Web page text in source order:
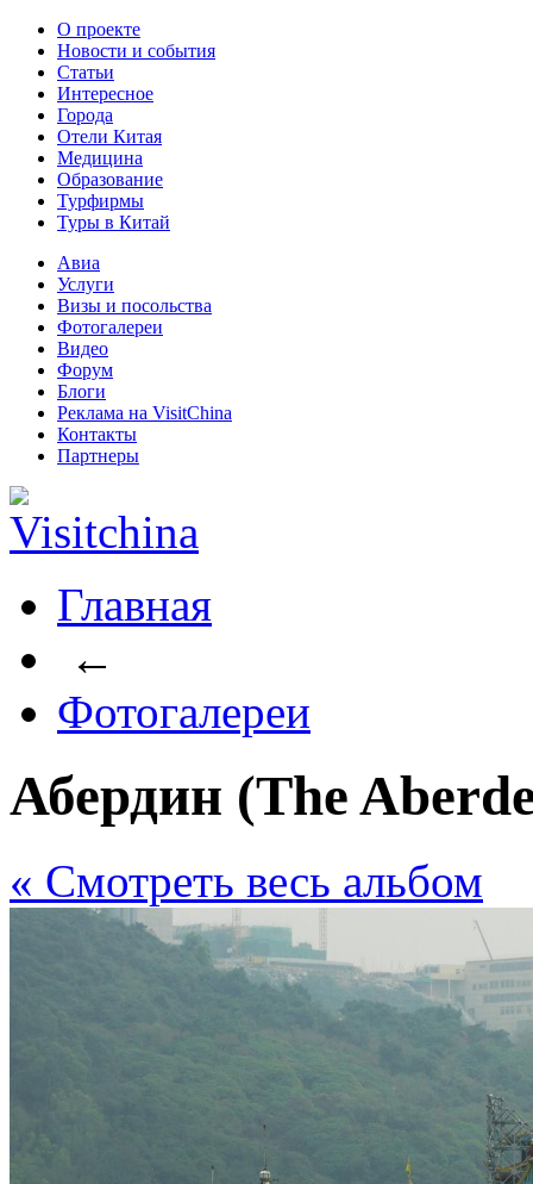
О проекте
Новости и события
Статьи
Интересное
Города
Отели Китая
Медицина
Образование
Турфирмы
Туры в Китай
Авиа
Услуги
Визы и посольства
Фотогалереи
Видео
Форум
Блоги
Реклама на VisitChina
Контакты
Партнеры
Главная
←
Фотогалереи
Абердин (The
« Cмотреть весь альбом